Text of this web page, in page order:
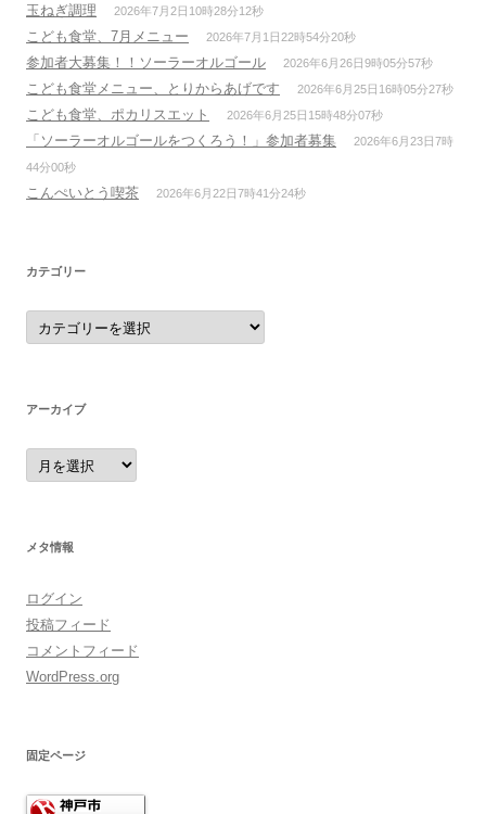
玉ねぎ調理 2026年7月2日10時28分12秒
こども食堂、7月メニュー 2026年7月1日22時54分20秒
参加者大募集！！ソーラーオルゴール 2026年6月26日9時05分57秒
こども食堂メニュー、とりからあげです 2026年6月25日16時05分27秒
こども食堂、ポカリスエット 2026年6月25日15時48分07秒
「ソーラーオルゴールをつくろう！」参加者募集
2026年6月23日7時
44分00秒
こんぺいとう喫茶 2026年6月22日7時41分24秒
カテゴリー
カ
テ
ゴ
アーカイブ
ア
ー
カ
メタ情報
ログイン
投稿フィード
コメントフィード
WordPress.org
固定ページ